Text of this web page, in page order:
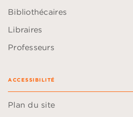
Bibliothécaires
Libraires
Professeurs
ACCESSIBILITÉ
Plan du site